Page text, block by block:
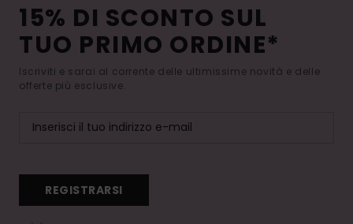
15% DI SCONTO SUL
TUO PRIMO ORDINE*
Iscriviti e sarai al corrente delle ultimissime novità e delle
offerte più esclusive.
REGISTRARSI